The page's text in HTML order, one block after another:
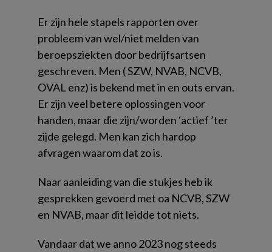
Er zijn hele stapels rapporten over
probleem van wel/niet melden van
beroepsziekten door bedrijfsartsen
geschreven. Men ( SZW, NVAB, NCVB,
OVAL enz) is bekend met in en outs ervan.
Er zijn veel betere oplossingen voor
handen, maar die zijn/worden ‘actief ’ter
zijde gelegd. Men kan zich hardop
afvragen waarom dat zo is.
Naar aanleiding van die stukjes heb ik
gesprekken gevoerd met oa NCVB, SZW
en NVAB, maar dit leidde tot niets.
Vandaar dat we anno 2023 nog steeds